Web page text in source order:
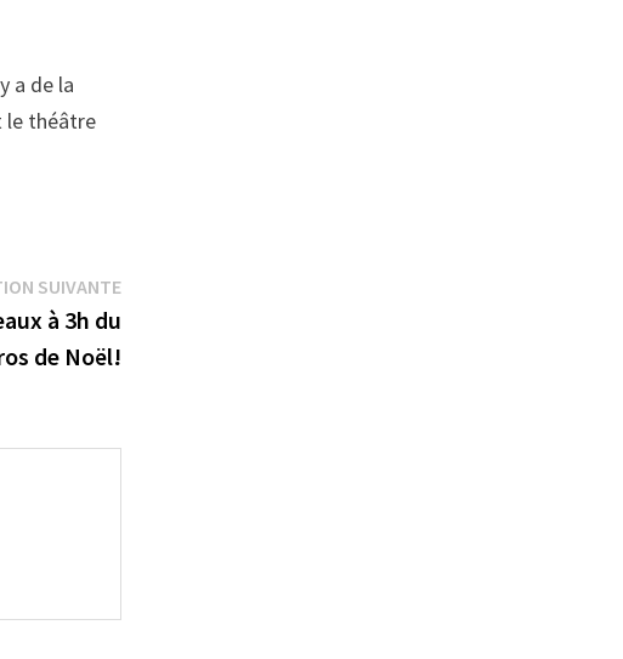
a de la
le théâtre
SUIVANTEPublication
suivante :
à 3h du
de Noël!